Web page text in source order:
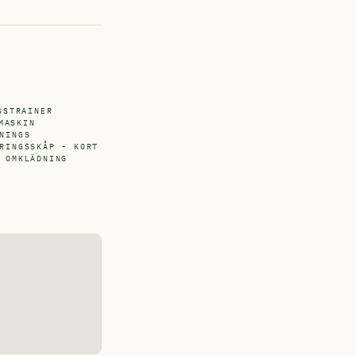
- KORT
OMKLÄDNING